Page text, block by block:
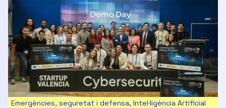
Emergències, seguretat i defensa, Intel·ligència Artificial